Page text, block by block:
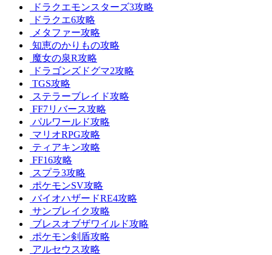
ドラクエモンスターズ3攻略
ドラクエ6攻略
メタファー攻略
知恵のかりもの攻略
魔女の泉R攻略
ドラゴンズドグマ2攻略
TGS攻略
ステラーブレイド攻略
FF7リバース攻略
パルワールド攻略
マリオRPG攻略
ティアキン攻略
FF16攻略
スプラ3攻略
ポケモンSV攻略
バイオハザードRE4攻略
サンブレイク攻略
ブレスオブザワイルド攻略
ポケモン剣盾攻略
アルセウス攻略